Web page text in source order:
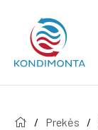
/ Prekės /